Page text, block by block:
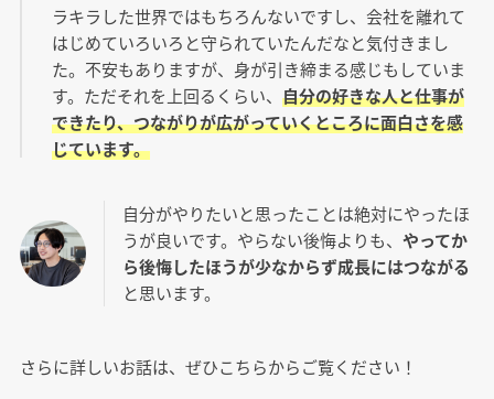
ラキラした世界ではもちろんないですし、会社を離れて
はじめていろいろと守られていたんだなと気付きまし
た。不安もありますが、身が引き締まる感じもしていま
す。ただそれを上回るくらい、自分の好きな人と仕事が
できたり、つながりが広がっていくところに面白さを感
じています。
自分がやりたいと思ったことは絶対にやったほ
うが良いです。やらない後悔よりも、 やってか
ら後悔したほうが少なからず成長にはつながる
と思います。
さらに詳しいお話は、ぜひこちらからご覧ください！